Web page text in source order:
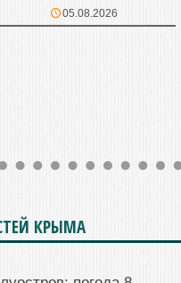
05.08.2026
КРЫМА